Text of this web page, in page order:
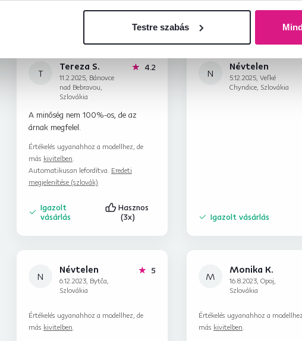
Testre szabás
T
Tereza S.
11.2.2025, Bánovce
nad Bebravou,
Szlovákia
4.2
A minőség nem 100%-os, de az
árnak megfelel.
Értékelés ugyanahhoz a modellhez, de
más kivitelben.
Automatikusan lefordítva. Eredeti
megjelenítése (szlovák)
Igazolt
vásárlás
Hasznos
(3x)
N
Névtelen
5.12.2025, Veľké
Chyndice, Szlovákia
Igazolt vásárlás
N
Névtelen
6.12.2023, Bytča,
Szlovákia
5hviezdičiek
Értékelés ugyanahhoz a modellhez, de
más kivitelben.
M
Monika K.
16.8.2023, Opoj,
Szlovákia
Értékelés ugyanahhoz a
más kivitelben.